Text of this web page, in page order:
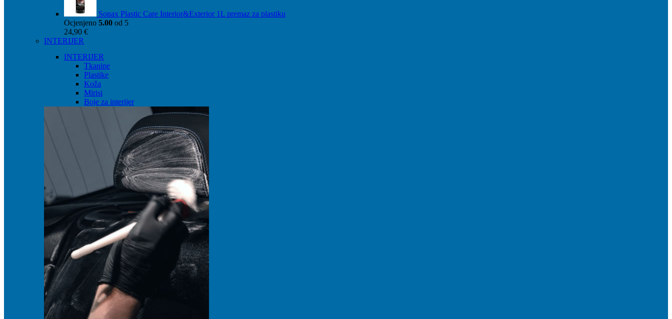
Sonax Plastic Care Interior&Exterior 1L premaz za plastiku
Ocjenjeno 5.00 od 5
24,90 €
INTERIJER
INTERIJER
Tkanine
Plastike
Koža
Mirisi
Boje za interijer